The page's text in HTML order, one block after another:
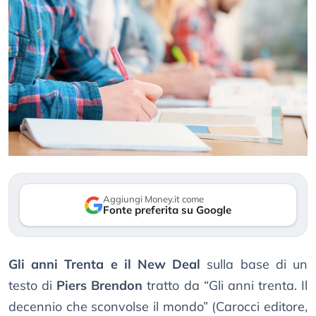
Aggiungi Money.it come
Fonte preferita su Google
Gli anni Trenta e il New Deal sulla base di un
testo di Piers Brendon tratto da “Gli anni trenta. Il
decennio che sconvolse il mondo” (Carocci editore,